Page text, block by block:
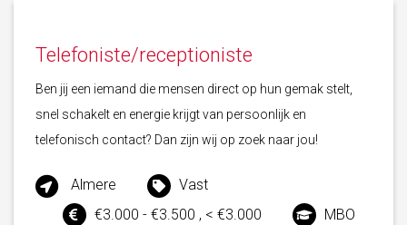
Telefoniste/receptioniste
Ben jij een iemand die mensen direct op hun gemak stelt,
snel schakelt en energie krijgt van persoonlijk en
telefonisch contact? Dan zijn wij op zoek naar jou!
Almere
Vast
€3.000 - €3.500 , < €3.000
MBO